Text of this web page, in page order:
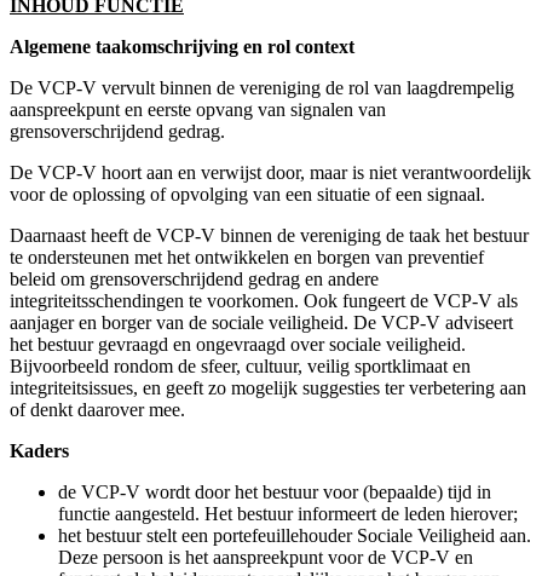
een beroepsgroep met eigen beroepscodes, zoals een arts of
politieagent, dient door het bestuur een gesprek gevoerd te worden
met de betrokken VCP-V, over de wenselijkheid en het mogelijke
belangenconflict wat kan ontstaan bij uitvoering van de VCP-
functie.
Verantwoordelijkheid bestuur
Beleidsontwikkeling, -uitvoering en preventie, en het adequaat
opvolgen van signalen is primair de verantwoordelijkheid van het
bestuur. De VCP-V denkt proactief mee, maar heeft hierin geen
verantwoordelijkheid. Alleen een ondersteunende rol.
Het bestuur kan er voor kiezen de uitvoering van de preventietaken
te delegeren aan de VCP-V, aan een door het bestuur ingestelde
commissie sociale veiligheid, of over te dragen aan een derde
persoon.
Randvoorwaarden
is integer en discreet en heeft een evenwichtige
persoonlijkheid;
heeft affiniteit met sociale veiligheid in de sportomgeving en
is gemotiveerd daaraan een bijdrage te leveren.